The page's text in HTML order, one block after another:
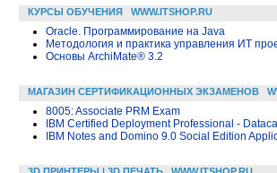
КУРСЫ ОБУЧЕНИЯ
WWW.ITSHOP.RU
Oracle. Программирование на Java
Методология и практика управления ИТ
Основы ArchiMate® 3.2
МАГАЗИН СЕРТИФИКАЦИОННЫХ ЭКЗАМЕНОВ
8005: Associate PRM Exam
IBM Certified Deployment Professional -
IBM Notes and Domino 9.0 Social Edition